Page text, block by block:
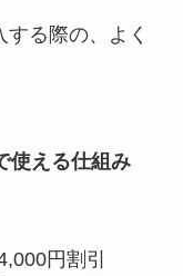
る際の、よく
使える仕組み
円割引